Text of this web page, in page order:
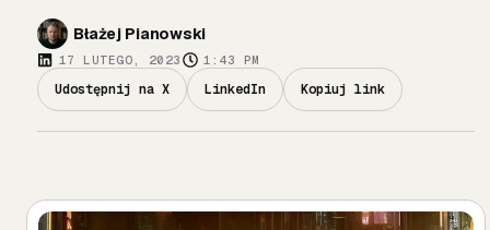
Błażej Pianowski
17 LUTEGO, 2023 1:43 PM
Udostępnij na X LinkedIn Kopiuj link